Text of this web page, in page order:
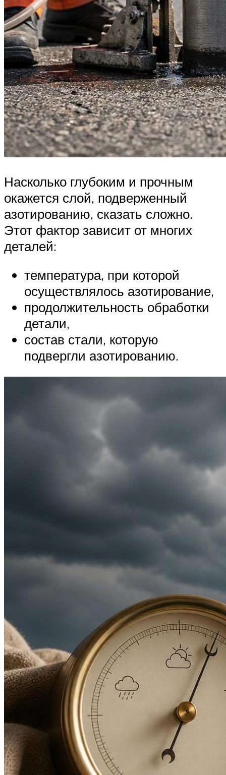
Насколько глубоким и прочным
окажется слой, подверженный
азотированию, сказать сложно.
Этот фактор зависит от многих
деталей:
температура, при которой
осуществлялось азотирование,
продолжительность обработки
детали,
состав стали, которую
подвергли азотированию.